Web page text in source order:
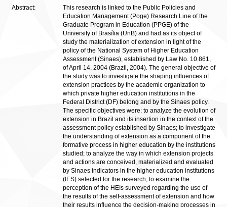
Abstract:
This research is linked to the Public Policies and
Education Management (Poge) Research Line of the
Graduate Program in Education (PPGE) of the
University of Brasília (UnB) and had as its object of
study the materialization of extension in light of the
policy of the National System of Higher Education
Assessment (Sinaes), established by Law No. 10.861,
of April 14, 2004 (Brazil, 2004). The general objective of
the study was to investigate the shaping influences of
extension practices by the academic organization to
which private higher education institutions in the
Federal District (DF) belong and by the Sinaes policy.
The specific objectives were: to analyze the evolution of
extension in Brazil and its insertion in the context of the
assessment policy established by Sinaes; to investigate
the understanding of extension as a component of the
formative process in higher education by the institutions
studied; to analyze the way in which extension projects
and actions are conceived, materialized and evaluated
by Sinaes indicators in the higher education institutions
(IES) selected for the research; to examine the
perception of the HEIs surveyed regarding the use of
the results of the self-assessment of extension and how
their results influence the decision-making processes in